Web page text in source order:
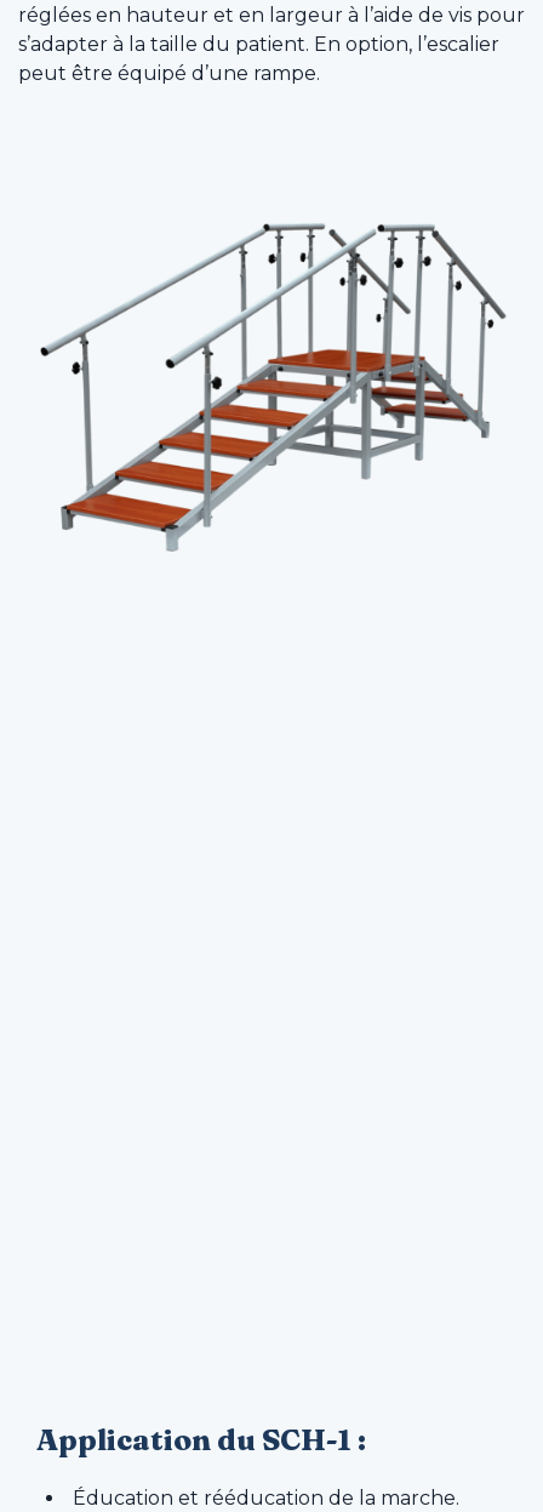
réglées en hauteur et en largeur à l’aide de vis pour
s’adapter à la taille du patient. En option, l’escalier
peut être équipé d’une rampe.
Application du SCH-1 :
Éducation et rééducation de la marche.